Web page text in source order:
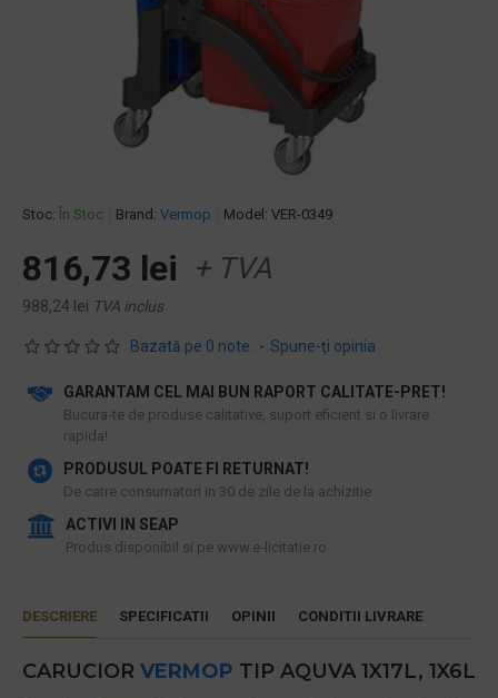
Stoc: În Stoc Brand: Vermop Model: VER-0349
Bazată pe 0 note. - Spune-ţi opinia
816,73 lei + TVA
988,24 lei TVA inclus
GARANTAM CEL MAI BUN RAPORT CALITATE-PRET!
​Bucura-te de produse calitative, suport eficient si o livrare
rapida!
PRODUSUL POATE FI RETURNAT!
De catre consumatori in 30 de zile de la achizitie
ACTIVI IN SEAP
Produs disponibil si pe www.e-licitatie.ro
DESCRIERE SPECIFICATII OPINII CONDITII LIVRARE
CARUCIOR VERMOP TIP AQUVA 1X17L, 1X6L